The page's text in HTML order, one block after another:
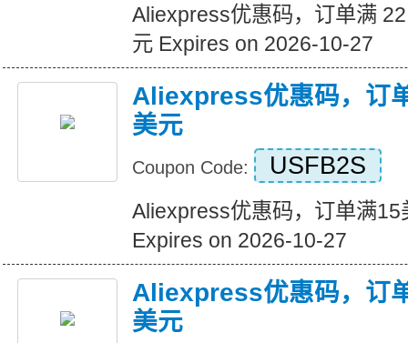
Aliexpress优惠码，订单满
元 Expires on 2026-10-27
Aliexpress优惠码，订
美元
Coupon Code: USFB2S
Aliexpress优惠码，订单满15
Expires on 2026-10-27
Aliexpress优惠码，订
美元